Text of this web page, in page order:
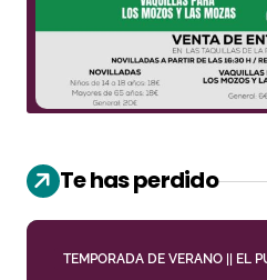
Te has perdido
TEMPORADA DE VERANO || EL